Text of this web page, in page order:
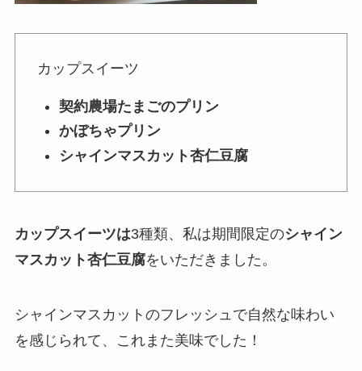
カップスイーツ
契約農場たまごのプリン
かぼちゃプリン
シャインマスカット杏仁豆腐
カップスイーツは3種類、私は期間限定のシャイン
マスカット杏仁豆腐をいただきました。
シャインマスカットのフレッシュで自然な味わい
を感じられて、これまた美味でした！